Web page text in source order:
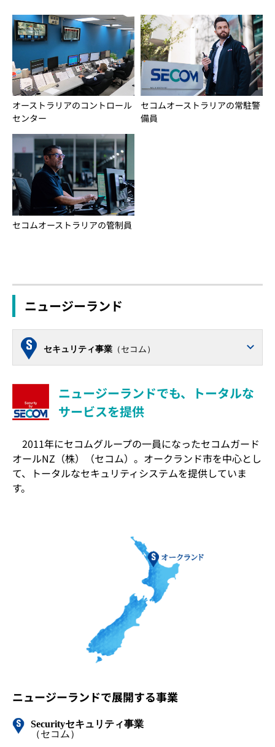
オーストラリアのコントロール
センター
セコムオーストラリアの常駐警
備員
セコムオーストラリアの管制員
ニュージーランド
セキュリティ事業 （セコム）
ニュージーランドでも、トータルな
サービスを提供
2011年にセコムグループの一員になったセコムガード
オールNZ（株）（セコム）。オークランド市を中心とし
て、トータルなセキュリティシステムを提供していま
す。
ニュージーランドで展開する事業
Securityセキュリティ事業
（セコム）